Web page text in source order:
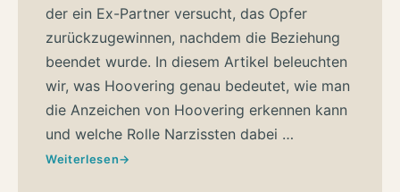
der ein Ex-Partner versucht, das Opfer
zurückzugewinnen, nachdem die Beziehung
beendet wurde. In diesem Artikel beleuchten
wir, was Hoovering genau bedeutet, wie man
die Anzeichen von Hoovering erkennen kann
und welche Rolle Narzissten dabei …
Weiterlesen